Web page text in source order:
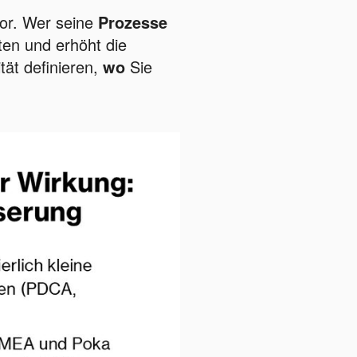
Wer seine Prozesse
und erhöht die
definieren, wo Sie